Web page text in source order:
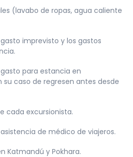
(lavabo de ropas, agua caliente
imprevisto y los gastos
para estancia en
caso de regresen antes desde
cada excursionista.
de médico de viajeros.
Katmandú y Pokhara.